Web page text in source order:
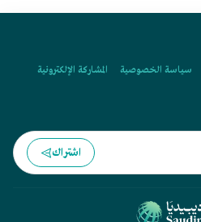
سياسة الخصوصية
المشاركة الإلكترونية
اشتراك